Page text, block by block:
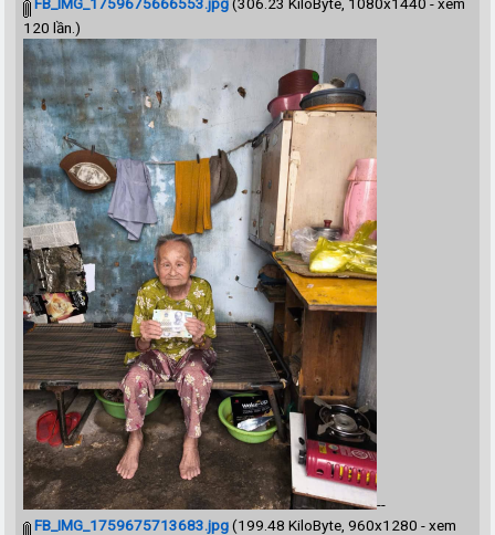
120 lần.)
--
FB_IMG_1759675713683.jpg(199.48 KiloByte, 960x1280 - xem